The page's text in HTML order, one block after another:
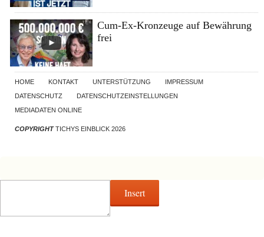
Cum-Ex-Kronzeuge auf Bewährung
frei
HOME KONTAKT UNTERSTÜTZUNG
IMPRESSUM
DATENSCHUTZ
DATENSCHUTZEINSTELLUNGEN
MEDIADATEN ONLINE
COPYRIGHTTICHYS EINBLICK 2026
Insert